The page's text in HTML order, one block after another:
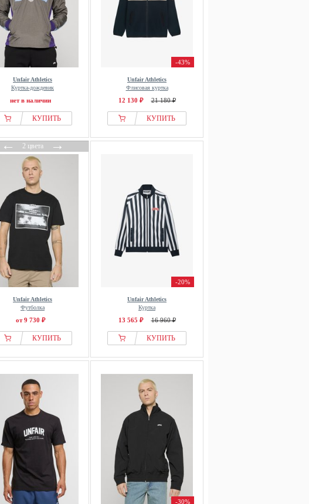
Unfair Athletics
Куртка-дождевик
нет в наличии
КУПИТЬ
-43%
Unfair Athletics
Флисовая куртка
12 130 ₽ 21 180 ₽
КУПИТЬ
←2 цвета→
Unfair Athletics
Футболка
от 9 730 ₽
КУПИТЬ
-20%
Unfair Athletics
Куртка
13 565 ₽ 16 960 ₽
КУПИТЬ
-30%